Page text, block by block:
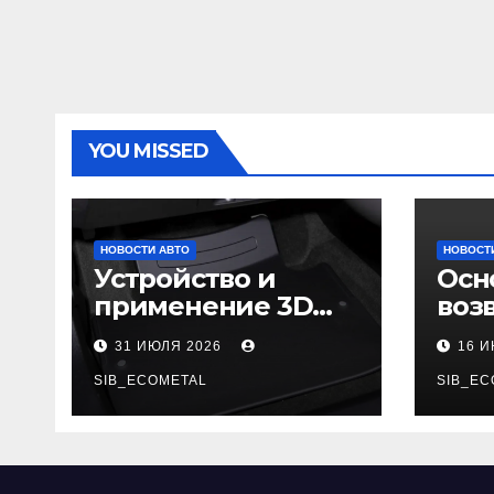
YOU MISSED
НОВОСТИ АВТО
Устройство и
применение 3D
автомобильных
ковриков
31 ИЮЛЯ 2026
SIB_ECOMETAL
16